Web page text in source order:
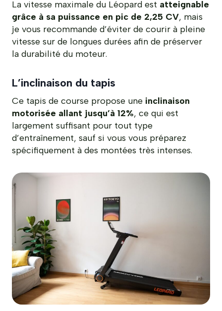
La vitesse maximale du Léopard est atteignable
grâce à sa puissance en pic de 2,25 CV, mais
je vous recommande d’éviter de courir à pleine
vitesse sur de longues durées afin de préserver
la durabilité du moteur.
L’inclinaison du tapis
Ce tapis de course propose une inclinaison
motorisée allant jusqu’à 12%, ce qui est
largement suffisant pour tout type
d’entraînement, sauf si vous vous préparez
spécifiquement à des montées très intenses.